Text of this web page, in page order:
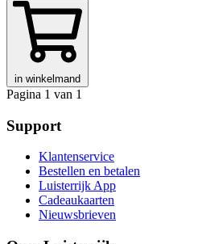
in winkelmand
Pagina 1 van 1
Support
Klantenservice
Bestellen en betalen
Luisterrijk App
Cadeaukaarten
Nieuwsbrieven